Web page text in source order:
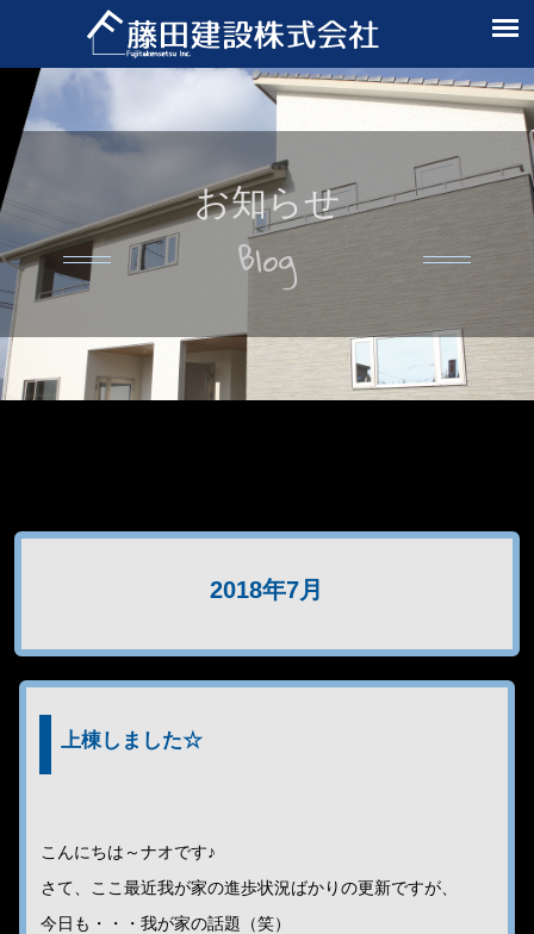
お知らせ
Blog
2018年7月
上棟しました☆
こんにちは～ナオです♪
さて、ここ最近我が家の進歩状況ばかりの更新ですが、
今日も・・・我が家の話題（笑）